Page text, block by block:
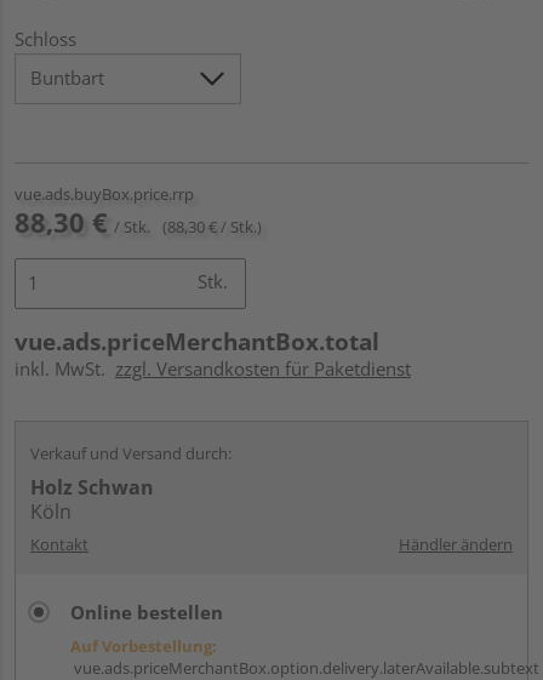
Schloss
vue.ads.buyBox.price.rrp
88,30 € / Stk. (88,30 € / Stk.)
Stk.
vue.ads.priceMerchantBox.total
inkl. MwSt. zzgl. Versandkosten für Paketdienst
Verkauf und Versand durch:
Holz Schwan
Köln
Kontakt Händler ändern
Online bestellen
Auf Vorbestellung:
vue.ads.priceMerchantBox.option.delivery.laterAvailable.subtext